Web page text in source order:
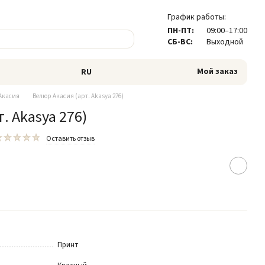
График работы:
ПН-ПТ:
09:00–17:00
СБ-ВС:
Выходной
RU Мой заказ
Велюр Акасия (арт. Akasya 276)
Akasya 276)
Оставить отзыв
Принт